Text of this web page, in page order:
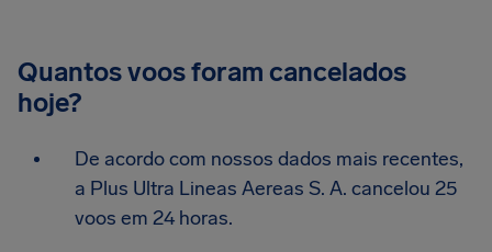
Quantos voos foram cancelados
hoje?
De acordo com nossos dados mais recentes,
a Plus Ultra Lineas Aereas S. A. cancelou 25
voos em 24 horas.